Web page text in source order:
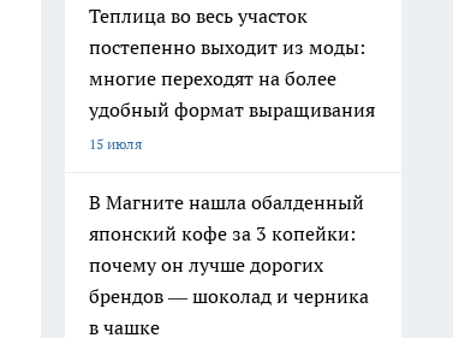
Теплица во весь участок
постепенно выходит из моды:
многие переходят на более
удобный формат выращивания
15 июля
В Магните нашла обалденный
японский кофе за 3 копейки:
почему он лучше дорогих
брендов — шоколад и черника
в чашке